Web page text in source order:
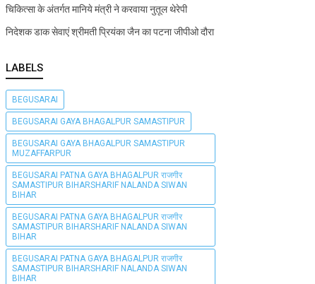
चिकित्सा के अंतर्गत मानिये मंत्री ने करवाया नुतूल थेरेपी
निदेशक डाक सेवाएं श्रीमती प्रियंका जैन का पटना जीपीओ दौरा
LABELS
BEGUSARAI
BEGUSARAI GAYA BHAGALPUR SAMASTIPUR
BEGUSARAI GAYA BHAGALPUR SAMASTIPUR
MUZAFFARPUR
BEGUSARAI PATNA GAYA BHAGALPUR राजगीर
SAMASTIPUR BIHARSHARIF NALANDA SIWAN
BIHAR
BEGUSARAI PATNA GAYA BHAGALPUR राजगीर
SAMASTIPUR BIHARSHARIF NALANDA SIWAN
BIHAR
BEGUSARAI PATNA GAYA BHAGALPUR राजगीर
SAMASTIPUR BIHARSHARIF NALANDA SIWAN
BIHAR